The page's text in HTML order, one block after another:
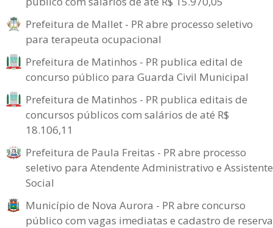
Prefeitura de Mallet - PR abre processo seletivo
para terapeuta ocupacional
Prefeitura de Matinhos - PR publica edital de
concurso público para Guarda Civil Municipal
Prefeitura de Matinhos - PR publica editais de
concursos públicos com salários de até R$
18.106,11
Prefeitura de Paula Freitas - PR abre processo
seletivo para Atendente Administrativo e Assistente
Social
Município de Nova Aurora - PR abre concurso
público com vagas imediatas e cadastro de reserva